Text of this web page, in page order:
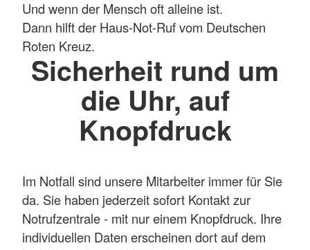
Und wenn der Mensch oft alleine ist.
Dann hilft der Haus-Not-Ruf vom Deutschen
Roten Kreuz.
Sicherheit rund um
die Uhr, auf
Knopfdruck
Im Notfall sind unsere Mitarbeiter immer für Sie
da. Sie haben jederzeit sofort Kontakt zur
Notrufzentrale - mit nur einem Knopfdruck. Ihre
individuellen Daten erscheinen dort auf dem